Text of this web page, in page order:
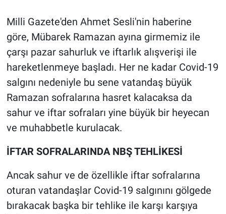
Milli Gazete'den Ahmet Sesli'nin haberine
göre, Mübarek Ramazan ayına girmemiz ile
çarşı pazar sahurluk ve iftarlık alışverişi ile
hareketlenmeye başladı. Her ne kadar Covid-19
salgını nedeniyle bu sene vatandaş büyük
Ramazan sofralarına hasret kalacaksa da
sahur ve iftar sofraları yine büyük bir heyecan
ve muhabbetle kurulacak.
İFTAR SOFRALARINDA NBŞ TEHLİKESİ
Ancak sahur ve de özellikle iftar sofralarına
oturan vatandaşlar Covid-19 salgınını gölgede
bırakacak başka bir tehlike ile karşı karşıya